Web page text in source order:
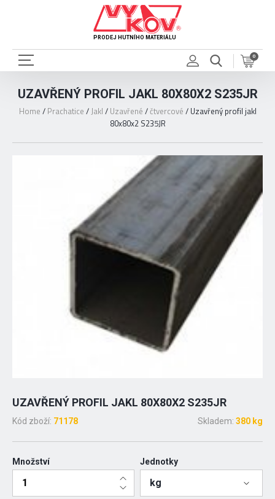
PRODEJ HUTNÍHO MATERIÁLU
0
UZAVŘENÝ PROFIL JAKL 80X80X2 S235JR
Home / Prachatice /Jakl / Uzavřené /čtvercové / Uzavřený profil jakl
80x80x2 S235JR
UZAVŘENÝ PROFIL JAKL 80X80X2 S235JR
Kód zboží: 71178 Skladem: 380 kg
Množství Jednotky
kg